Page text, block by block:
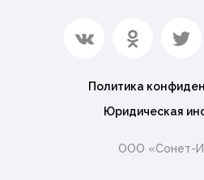
Политика
Юридическая
ООО «Сонет-